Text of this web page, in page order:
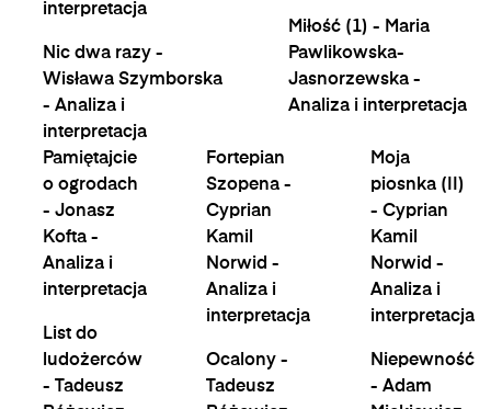
interpretacja
Nic dwa razy -
Wisława Szymborska
- Analiza i
interpretacja
Miłość (1) - Maria
Pawlikowska-
Jasnorzewska -
Analiza i interpretacja
Pamiętajcie
o ogrodach
- Jonasz
Kofta -
Analiza i
interpretacja
List do
ludożerców
- Tadeusz
Fortepian
Szopena -
Cyprian
Kamil
Norwid -
Analiza i
interpretacja
Ocalony -
Tadeusz
Moja
piosnka (II)
- Cyprian
Kamil
Norwid -
Analiza i
interpretacja
Niepewność
- Adam